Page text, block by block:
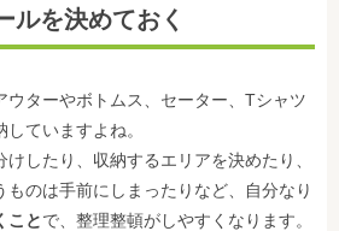
ルを決めておく
ウターやボトムス、セーター、Tシャツ
ていますよね。
けしたり、収納するエリアを決めたり、
ものは手前にしまったりなど、自分なり
ことで、整理整頓がしやすくなります。